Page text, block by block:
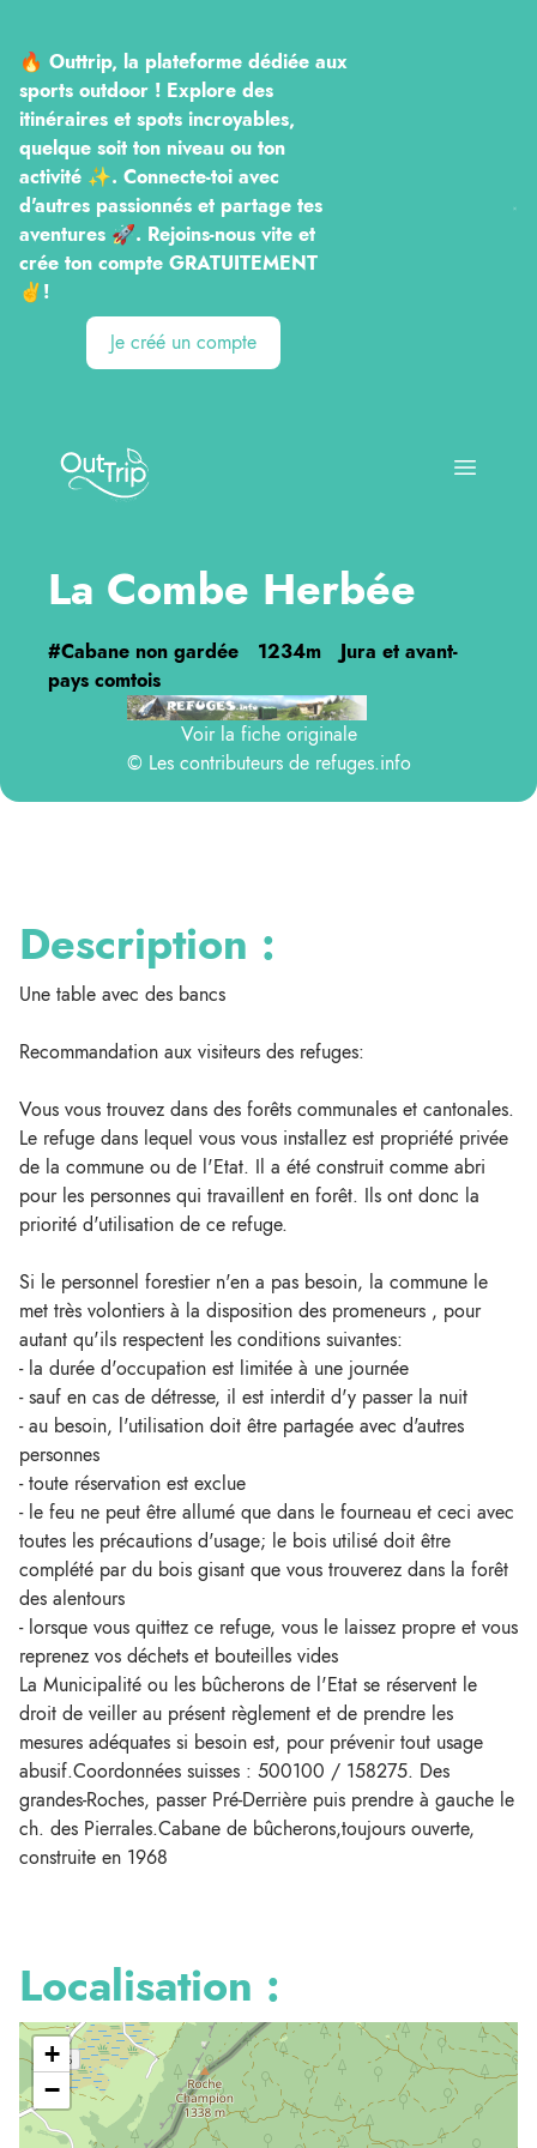
🔥 Outtrip, la plateforme dédiée aux
sports outdoor ! Explore des
itinéraires et spots incroyables,
quelque soit ton niveau ou ton
activité ✨. Connecte-toi avec
d'autres passionnés et partage tes
aventures 🚀. Rejoins-nous vite et
crée ton compte GRATUITEMENT
✌️!
Je créé un compte
Outtrip
Open
La Combe Herbée
#Cabane non gardée 1234m
Jura et avant-
pays comtois
Voir la fiche originale
© Les contributeurs de refuges.info
Description :
Une table avec des bancs
Recommandation aux visiteurs des refuges:
Vous vous trouvez dans des forêts communales et cantonales.
Le refuge dans lequel vous vous installez est propriété privée
de la commune ou de l'Etat. Il a été construit comme abri
pour les personnes qui travaillent en forêt. Ils ont donc la
priorité d'utilisation de ce refuge.
Si le personnel forestier n'en a pas besoin, la commune le
met très volontiers à la disposition des promeneurs , pour
autant qu'ils respectent les conditions suivantes:
- la durée d'occupation est limitée à une journée
- sauf en cas de détresse, il est interdit d'y passer la nuit
- au besoin, l'utilisation doit être partagée avec d'autres
personnes
- toute réservation est exclue
- le feu ne peut être allumé que dans le fourneau et ceci avec
toutes les précautions d'usage; le bois utilisé doit être
complété par du bois gisant que vous trouverez dans la forêt
des alentours
- lorsque vous quittez ce refuge, vous le laissez propre et vous
reprenez vos déchets et bouteilles vides
La Municipalité ou les bûcherons de l'Etat se réservent le
droit de veiller au présent règlement et de prendre les
mesures adéquates si besoin est, pour prévenir tout usage
abusif.Coordonnées suisses : 500100 / 158275. Des
grandes-Roches, passer Pré-Derrière puis prendre à gauche le
ch. des Pierrales.Cabane de bûcherons,toujours ouverte,
construite en 1968
Localisation :
+
−